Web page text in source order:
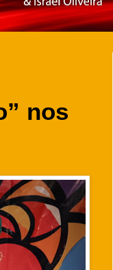
nos